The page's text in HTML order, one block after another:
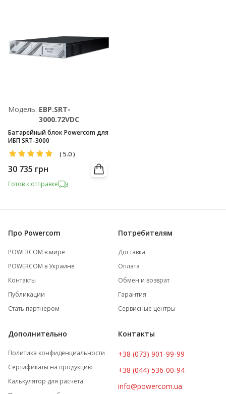
Модель: EBP.SRT-
3000.72VDC
Батарейный блок Powercom для
ИБП SRT-3000
(5.0)
30 735 грн
Готов к отправке
Про Powercom
POWERCOM в мире
POWERCOM в Украине
Контакты
Публикации
Стать партнером
Потребителям
Доставка
Оплата
Обмен и возврат
Гарантия
Сервисные центры
Дополнительно
Политика конфиденциальности
Сертификаты на продукцию
Калькулятор для расчета
Контакты
+38 (073) 901-99-99
+38 (044) 536-00-94
info@powercom.ua